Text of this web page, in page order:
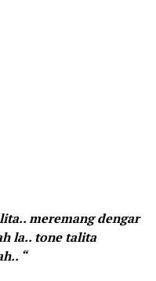
meremang dengar
la.. tone talita
“